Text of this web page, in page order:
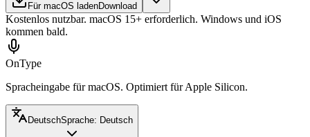
Für macOS ladenDownload
Kostenlos nutzbar. macOS 15+ erforderlich. Windows und iOS
kommen bald.
OnType
Spracheingabe für macOS. Optimiert für Apple Silicon.
DeutschSprache: Deutsch